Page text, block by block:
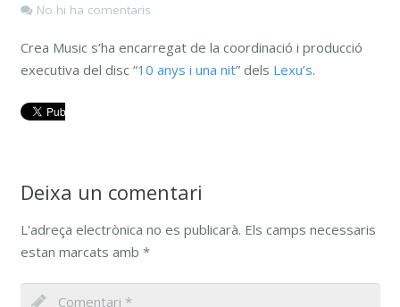
No hi ha comentaris
Crea Music s’ha encarregat de la coordinació i producció
executiva del disc “10 anys i una nit” dels Lexu’s.
Deixa un comentari
L'adreça electrònica no es publicarà. Els camps necessaris
estan marcats amb *